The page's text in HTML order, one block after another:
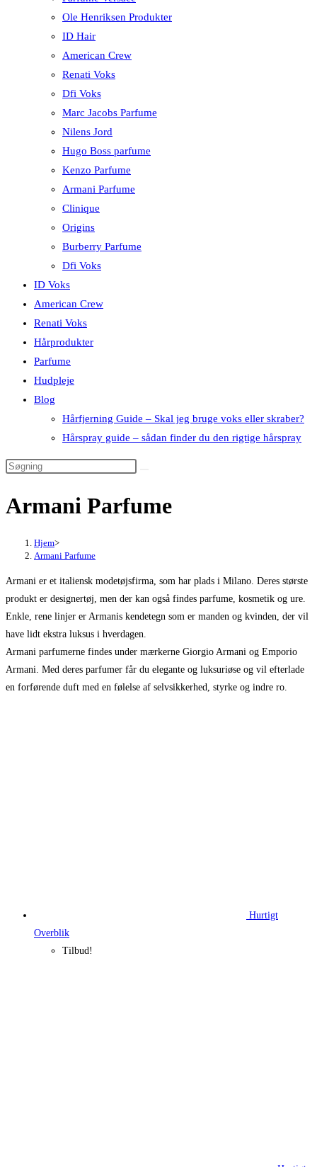
Ole Henriksen Produkter
ID Hair
American Crew
Renati Voks
Dfi Voks
Marc Jacobs Parfume
Nilens Jord
Hugo Boss parfume
Kenzo Parfume
Armani Parfume
Clinique
Origins
Burberry Parfume
Dfi Voks
ID Voks
American Crew
Renati Voks
Hårprodukter
Parfume
Hudpleje
Blog
Hårfjerning Guide – Skal jeg bruge voks eller skraber?
Hårspray guide – sådan finder du den rigtige hårspray
Armani Parfume
Hjem>
Armani Parfume
Armani er et italiensk modetøjsfirma, som har plads i Milano. Deres største
produkt er designertøj, men der kan også findes parfume, kosmetik og ure.
Enkle, rene linjer er Armanis kendetegn som er manden og kvinden, der vil
have lidt ekstra luksus i hverdagen.
Armani parfumerne findes under mærkerne Giorgio Armani og Emporio
Armani. Med deres parfumer får du elegante og luksuriøse og vil efterlade
en forførende duft med en følelse af selvsikkerhed, styrke og indre ro.
Hurtigt
Overblik
Tilbud!